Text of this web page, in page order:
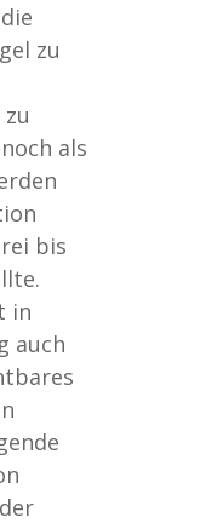
zu
als
bis
in
auch